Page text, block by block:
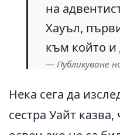
на
Хауъл,
към който
Публикуване
Нека сега да
сестра Уайт